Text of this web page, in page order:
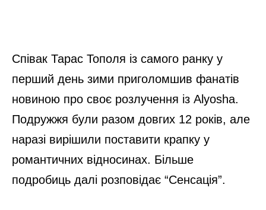
Співак Тарас Тополя із самого ранку у
перший день зими приголомшив фанатів
новиною про своє розлучення із Alyosha.
Подружжя були разом довгих 12 років, але
наразі вирішили поставити крапку у
романтичних відносинах. Більше
подробиць далі розповідає “Сенсація”.